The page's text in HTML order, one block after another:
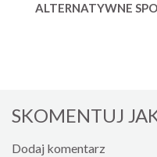
ALTERNATYWNE
SKOMENTUJ
Dodaj komentarz